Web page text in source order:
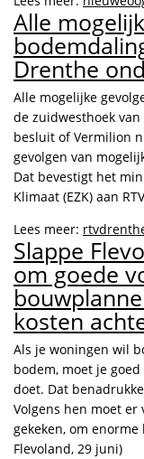
Alle
Drenthe
Alle mogelijke
de zuidwesthoek
besluit of Vermilion
gevolgen van
Dat bevestigt het
Klimaat (EZK) aan
Lees meer:
Slappe
om goede
kosten
Als je woningen wil
bodem, moet je
doet. Dat
Volgens hen moet
gekeken, om
Flevoland, 29 juni)